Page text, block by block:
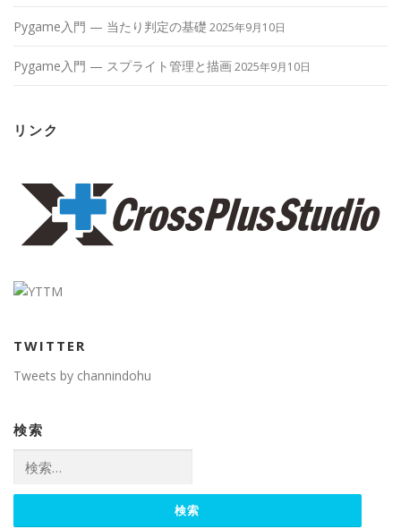
Pygame入門 — 当たり判定の基礎 2025年9月10日
Pygame入門 — スプライト管理と描画2025年9月10日
リンク
TWITTER
Tweets by channindohu
検索
索: